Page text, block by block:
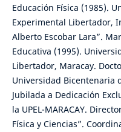
Educación Física (1985).
Experimental Libertador,
Alberto Escobar Lara”.
Educativa (1995).
Libertador, Maracay.
Universidad Bicentenaria
Jubilada a Dedicación
la UPEL-MARACAY.
Física y Ciencias”.